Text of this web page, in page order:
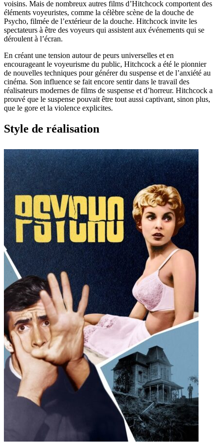
voisins. Mais de nombreux autres films d’Hitchcock comportent des
éléments voyeuristes, comme la célèbre scène de la douche de
Psycho, filmée de l’extérieur de la douche. Hitchcock invite les
spectateurs à être des voyeurs qui assistent aux événements qui se
déroulent à l’écran.
En créant une tension autour de peurs universelles et en
encourageant le voyeurisme du public, Hitchcock a été le pionnier
de nouvelles techniques pour générer du suspense et de l’anxiété au
cinéma. Son influence se fait encore sentir dans le travail des
réalisateurs modernes de films de suspense et d’horreur. Hitchcock a
prouvé que le suspense pouvait être tout aussi captivant, sinon plus,
que le gore et la violence explicites.
Style de réalisation